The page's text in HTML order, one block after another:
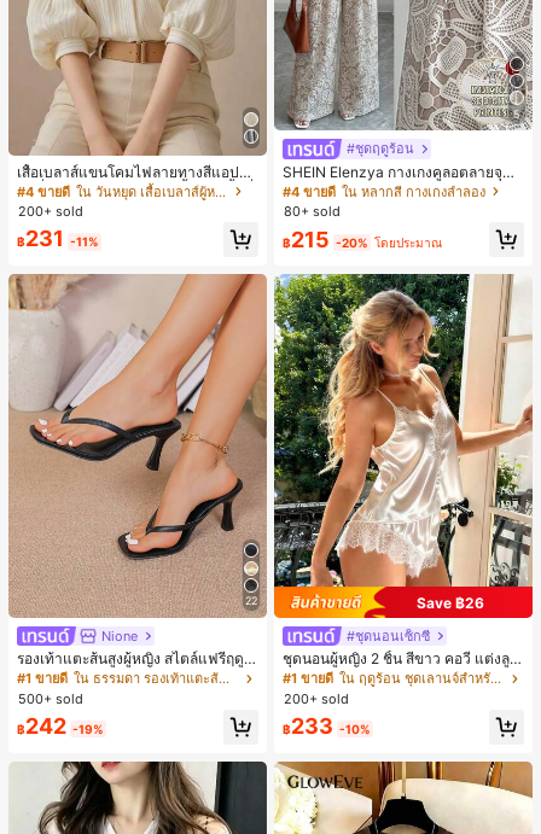
เสื้อเบลาส์แขนโคมไฟลายทางสีแอปริค
อตที่หรูหราสำหรับผู้หญิง, เสื้อแขนสั้นที่
ใช้ได้หลากหลายสำหรับการเดินทาง, ตั
ดแบบสุ่มสำหรับฤดูร้อน
#4 ขายดี
ใน วันหยุด เสื้อเบลาส์ผู้หญิง
200+ sold
฿231 -11%
22
Nione
รองเท้าแตะส้นสูงผู้หญิง สไตล์แฟรี่ฤดูร้
อน ส้นบาง แบบคีบ แต่งสายคาดผม รอ
งเท้าแตะชายหาดสำหรับเที่ยวพักผ่อน
แฟชั่นสายไขว้ สำหรับเดทไนท์
#1 ขายดี
ใน ธรรมดา รองเท้าแตะส้นสูงผู้หญิง
500+ sold
฿242 -19%
5
#ชุดฤดูร้อน
SHEIN Elenzya กางเกงคูลอตลายจุดเ
อวสูงแบบใหม่สำหรับฤดูใบไม้ผลิ/ฤดูร้อ
น, สไตล์หรูหราเหมาะสำหรับใส่ในชีวิต
ประจำวันและทำงาน, ให้ความรู้สึกวินเ
ทจสำหรับฤดูรับปริญญา, เทศกาลดนตร
ี, การแข่งม้าดาร์บี้, วันประกาศอิสรภาพ
#4 ขายดี ใน หลากสี กางเกงลำลอง
80+ sold
฿215 -20% โดยประมาณ
Save ฿26
#ชุดนอนเซ็กซี่
ชุดนอนผู้หญิง 2 ชิ้น สีขาว คอวี แต่งลูก
ไม้แบบแพตช์เวิร์ก ชุดนอนใส่ในบ้าน
สำหรับเธอ
#1 ขายดี
ใน ฤดูร้อน ชุดเลานจ์สำหรับผู้หญิง
200+ sold
฿233 -10%